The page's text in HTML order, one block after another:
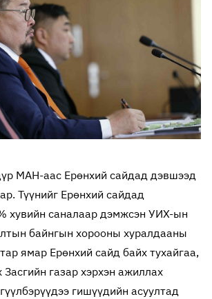
МАН-аас Ерөнхий сайдад дэвшээд
Түүнийг Ерөнхий сайдад
хувийн саналаар дэмжсэн УИХ-ын
байнгын хорооны хуралдааны
ямар Ерөнхий сайд байх тухайгаа,
Засгийн газар хэрхэн ажиллах
гишүүдийн асуултад